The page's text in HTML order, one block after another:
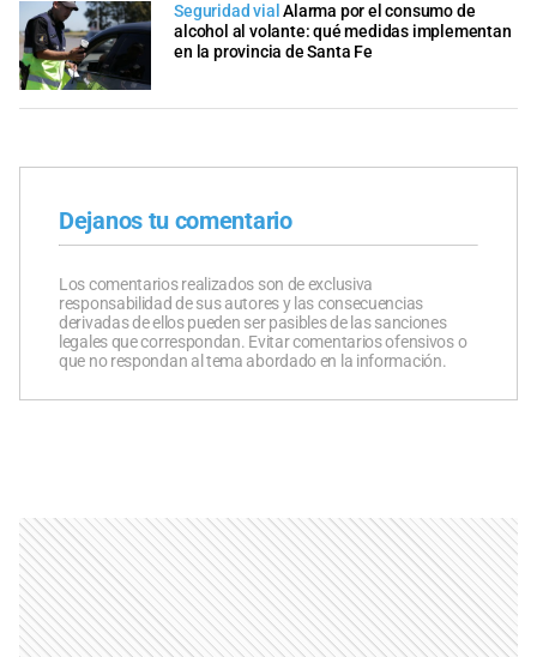
Seguridad vial Alarma por el consumo de
alcohol al volante: qué medidas implementan
en la provincia de Santa Fe
Dejanos tu comentario
Los comentarios realizados son de exclusiva
responsabilidad de sus autores y las consecuencias
derivadas de ellos pueden ser pasibles de las sanciones
legales que correspondan. Evitar comentarios ofensivos o
que no respondan al tema abordado en la información.